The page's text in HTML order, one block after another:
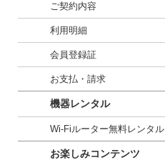
ご契約内容
利用明細
会員登録証
お支払・請求
機器レンタル
Wi-Fiルーター無料レンタル
お楽しみコンテンツ